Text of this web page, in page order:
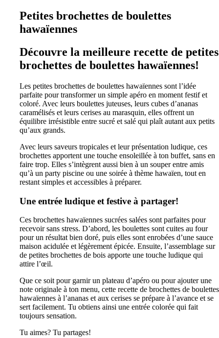
Petites brochettes de boulettes
hawaïennes
Découvre la meilleure recette de petites
brochettes de boulettes hawaïennes!
Les petites brochettes de boulettes hawaïennes sont l’idée
parfaite pour transformer un simple apéro en moment festif et
coloré. Avec leurs boulettes juteuses, leurs cubes d’ananas
caramélisés et leurs cerises au marasquin, elles offrent un
équilibre irrésistible entre sucré et salé qui plaît autant aux petits
qu’aux grands.
Avec leurs saveurs tropicales et leur présentation ludique, ces
brochettes apportent une touche ensoleillée à ton buffet, sans en
faire trop. Elles s’intègrent aussi bien à un souper entre amis
qu’à un party piscine ou une soirée à thème hawaïen, tout en
restant simples et accessibles à préparer.
Une entrée ludique et festive à partager!
Ces brochettes hawaïennes sucrées salées sont parfaites pour
recevoir sans stress. D’abord, les boulettes sont cuites au four
pour un résultat bien doré, puis elles sont enrobées d’une sauce
maison acidulée et légèrement épicée. Ensuite, l’assemblage sur
de petites brochettes de bois apporte une touche ludique qui
attire l’œil.
Que ce soit pour garnir un plateau d’apéro ou pour ajouter une
note originale à ton menu, cette recette de brochettes de boulettes
hawaïennes à l’ananas et aux cerises se prépare à l’avance et se
sert facilement. Tu obtiens ainsi une entrée colorée qui fait
toujours sensation.
Tu aimes? Tu partages!